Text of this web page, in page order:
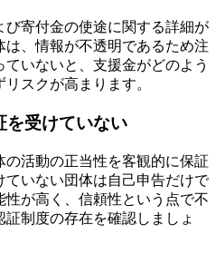
寄付金の使途に関する詳細が
、情報が不透明であるため注
いないと、支援金がどのよう
スクが高まります。
を受けていない
活動の正当性を客観的に保証
いない団体は自己申告だけで
が高く、信頼性という点で不
制度の存在を確認しましょ